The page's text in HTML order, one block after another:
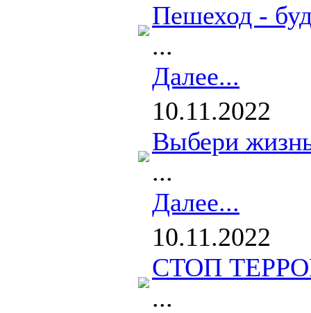
Пешеход -
...
Далее...
10.11.2022
Выбери
...
Далее...
10.11.2022
СТОП
...